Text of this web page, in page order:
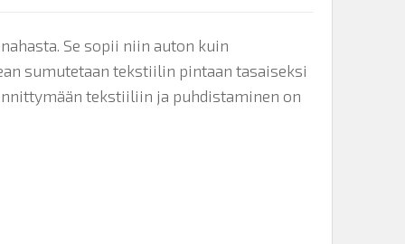
Se sopii niin auton kuin
sumutetaan tekstiilin pintaan tasaiseksi
tekstiiliin ja puhdistaminen on